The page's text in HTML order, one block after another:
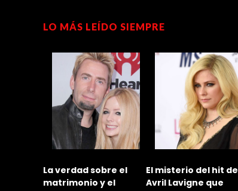
LO MÁS LEÍDO SIEMPRE
La verdad sobre el
matrimonio y el
El misterio del hit de
Avril Lavigne que